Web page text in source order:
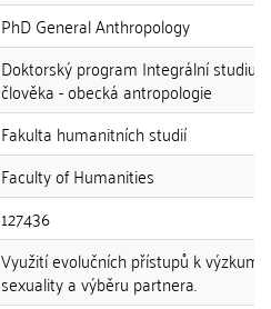
PhD General Anthropology
Doktorský program Integrální studium
člověka - obecká antropologie
Fakulta humanitních studií
Faculty of Humanities
127436
Využití evolučních přístupů k
sexuality a výběru partnera.